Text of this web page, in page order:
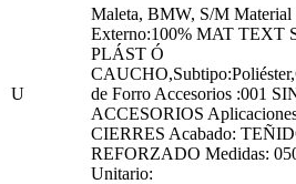
U
Maleta, BMW, S/M Material
Externo:100% MAT TEXT
PLÁST Ó
de Forro Accesorios :001
ACCESORIOS
CIERRES Acabado:
REFORZADO Medidas:
Unitario: